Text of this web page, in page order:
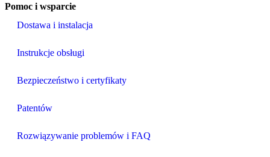
Pomoc i wsparcie
Dostawa i instalacja
Instrukcje obsługi
Bezpieczeństwo i certyfikaty
Patentów
Rozwiązywanie problemów i FAQ